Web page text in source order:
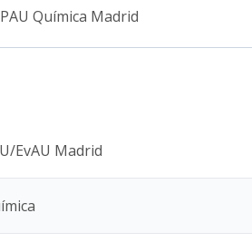
Química Madrid
EvAU Madrid